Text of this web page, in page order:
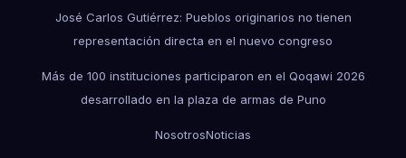
José Carlos Gutiérrez: Pueblos originarios no tienen
representación directa en el nuevo congreso
Más de 100 instituciones participaron en el Qoqawi 2026
desarrollado en la plaza de armas de Puno
NosotrosNoticias